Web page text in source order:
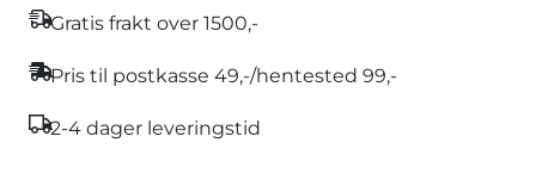
Gratis frakt over 1500,-
Pris til postkasse 49,-/hentested 99,-
2-4 dager leveringstid